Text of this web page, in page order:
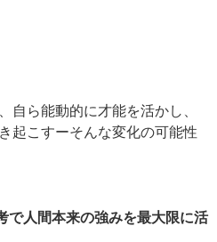
自ら能動的に才能を活かし、
起こすーそんな変化の可能性
で人間本来の強みを最大限に活